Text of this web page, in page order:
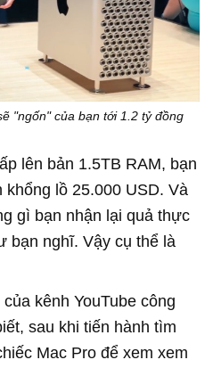
"ngốn" của bạn tới 1.2 tỷ đồng
lên bản 1.5TB RAM, bạn
lồ 25.000 USD. Và
gì bạn nhận lại quả thực
bạn nghĩ. Vậy cụ thể là
kênh YouTube công
sau khi tiến hành tìm
Mac Pro để xem xem